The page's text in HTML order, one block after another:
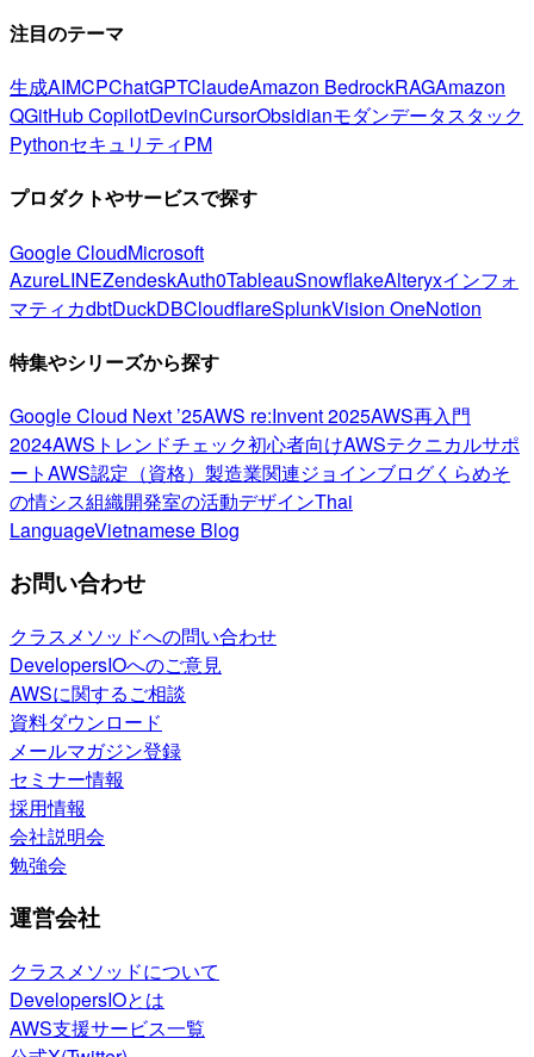
注目のテーマ
生成AIMCPChatGPTClaudeAmazon BedrockRAGAmazon
QGitHub CopilotDevinCursorObsidianモダンデータスタック
PythonセキュリティPM
プロダクトやサービスで探す
Google CloudMicrosoft
AzureLINEZendeskAuth0TableauSnowflakeAlteryxインフォ
マティカdbtDuckDBCloudflareSplunkVision OneNotion
特集やシリーズから探す
Google Cloud Next ’25AWS re:Invent 2025AWS再入門
2024AWSトレンドチェック初心者向けAWSテクニカルサポ
ートAWS認定（資格） 製造業関連ジョインブログくらめそ
の情シス組織開発室の活動デザインThai
LanguageVietnamese Blog
お問い合わせ
クラスメソッドへの問い合わせ
DevelopersIOへのご意見
AWSに関するご相談
資料ダウンロード
メールマガジン登録
セミナー情報
採用情報
会社説明会
勉強会
運営会社
クラスメソッドについて
DevelopersIOとは
AWS支援サービス一覧